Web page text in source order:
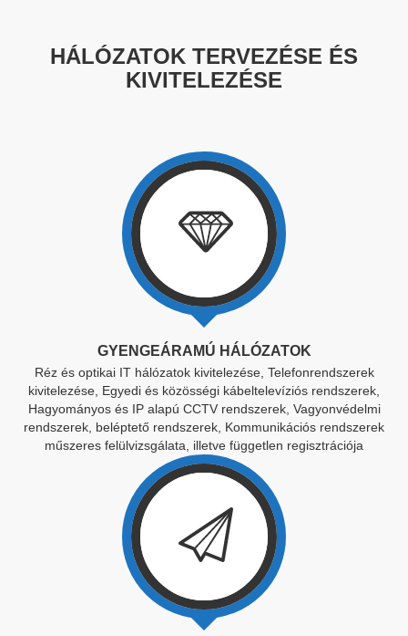
HÁLÓZATOK TERVEZÉSE ÉS
KIVITELEZÉSE
GYENGEÁRAMÚ HÁLÓZATOK
Réz és optikai IT hálózatok kivitelezése, Telefonrendszerek
kivitelezése, Egyedi és közösségi kábeltelevíziós rendszerek,
Hagyományos és IP alapú CCTV rendszerek, Vagyonvédelmi
rendszerek, beléptető rendszerek, Kommunikációs rendszerek
műszeres felülvizsgálata, illetve független regisztrációja